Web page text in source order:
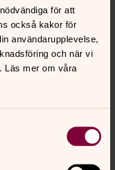
för att
också kakor för
användarupplevelse,
och när vi
Läs mer om våra
kyrkliga arbetskrets.
Det är en
Madonnan med
Vid den hänger en
är representerad